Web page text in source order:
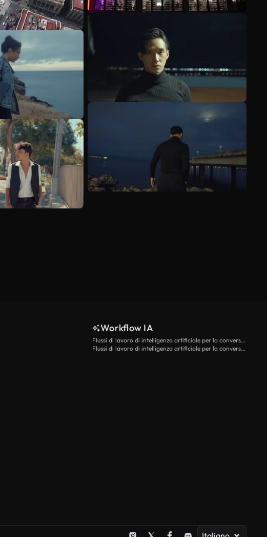
Workflow IA
Flussi di lavoro di intelligenza artificiale per la conversione da testo a video
Flussi di lavoro di intelligenza artificiale per la conversione di immagini in video